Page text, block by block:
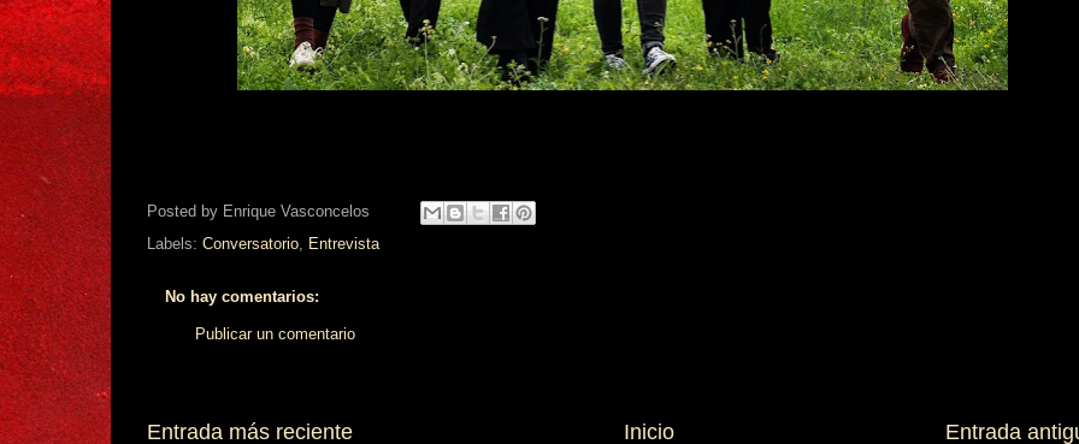
Posted by Enrique Vasconcelos
Labels: Conversatorio Entrevista
No hay comentarios:
Publicar un comentario
Entrada más reciente Entrada
Inicio